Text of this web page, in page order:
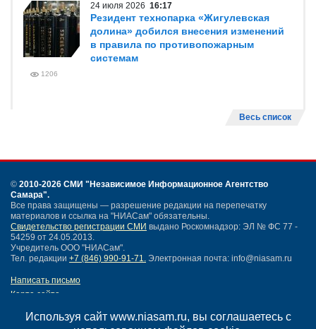
Используя сайт www.niasam.ru, вы соглашаетесь с
24 июля 2026 16:17
Резидент технопарка «Жигулевская
долина» добился внесения изменений
в правила по противопожарным
системам
1206
Весь список
© 2010-2026 СМИ "Независимое Информационное Агентство
Самара".
Все права защищены — разрешение редакции на перепечатку
материалов и ссылка на "НИАСам" обязательны.
Свидетельство регистрации СМИ выдано Роскомнадзор: ЭЛ № ФС 77 -
54259 от 24.05.2013.
Учредитель ООО "НИАСам".
Тел. редакции +7 (846) 990-91-71. Электронная почта: info@niasam.ru
Написать письмо
Карта сайта
Политика конфиденциальности